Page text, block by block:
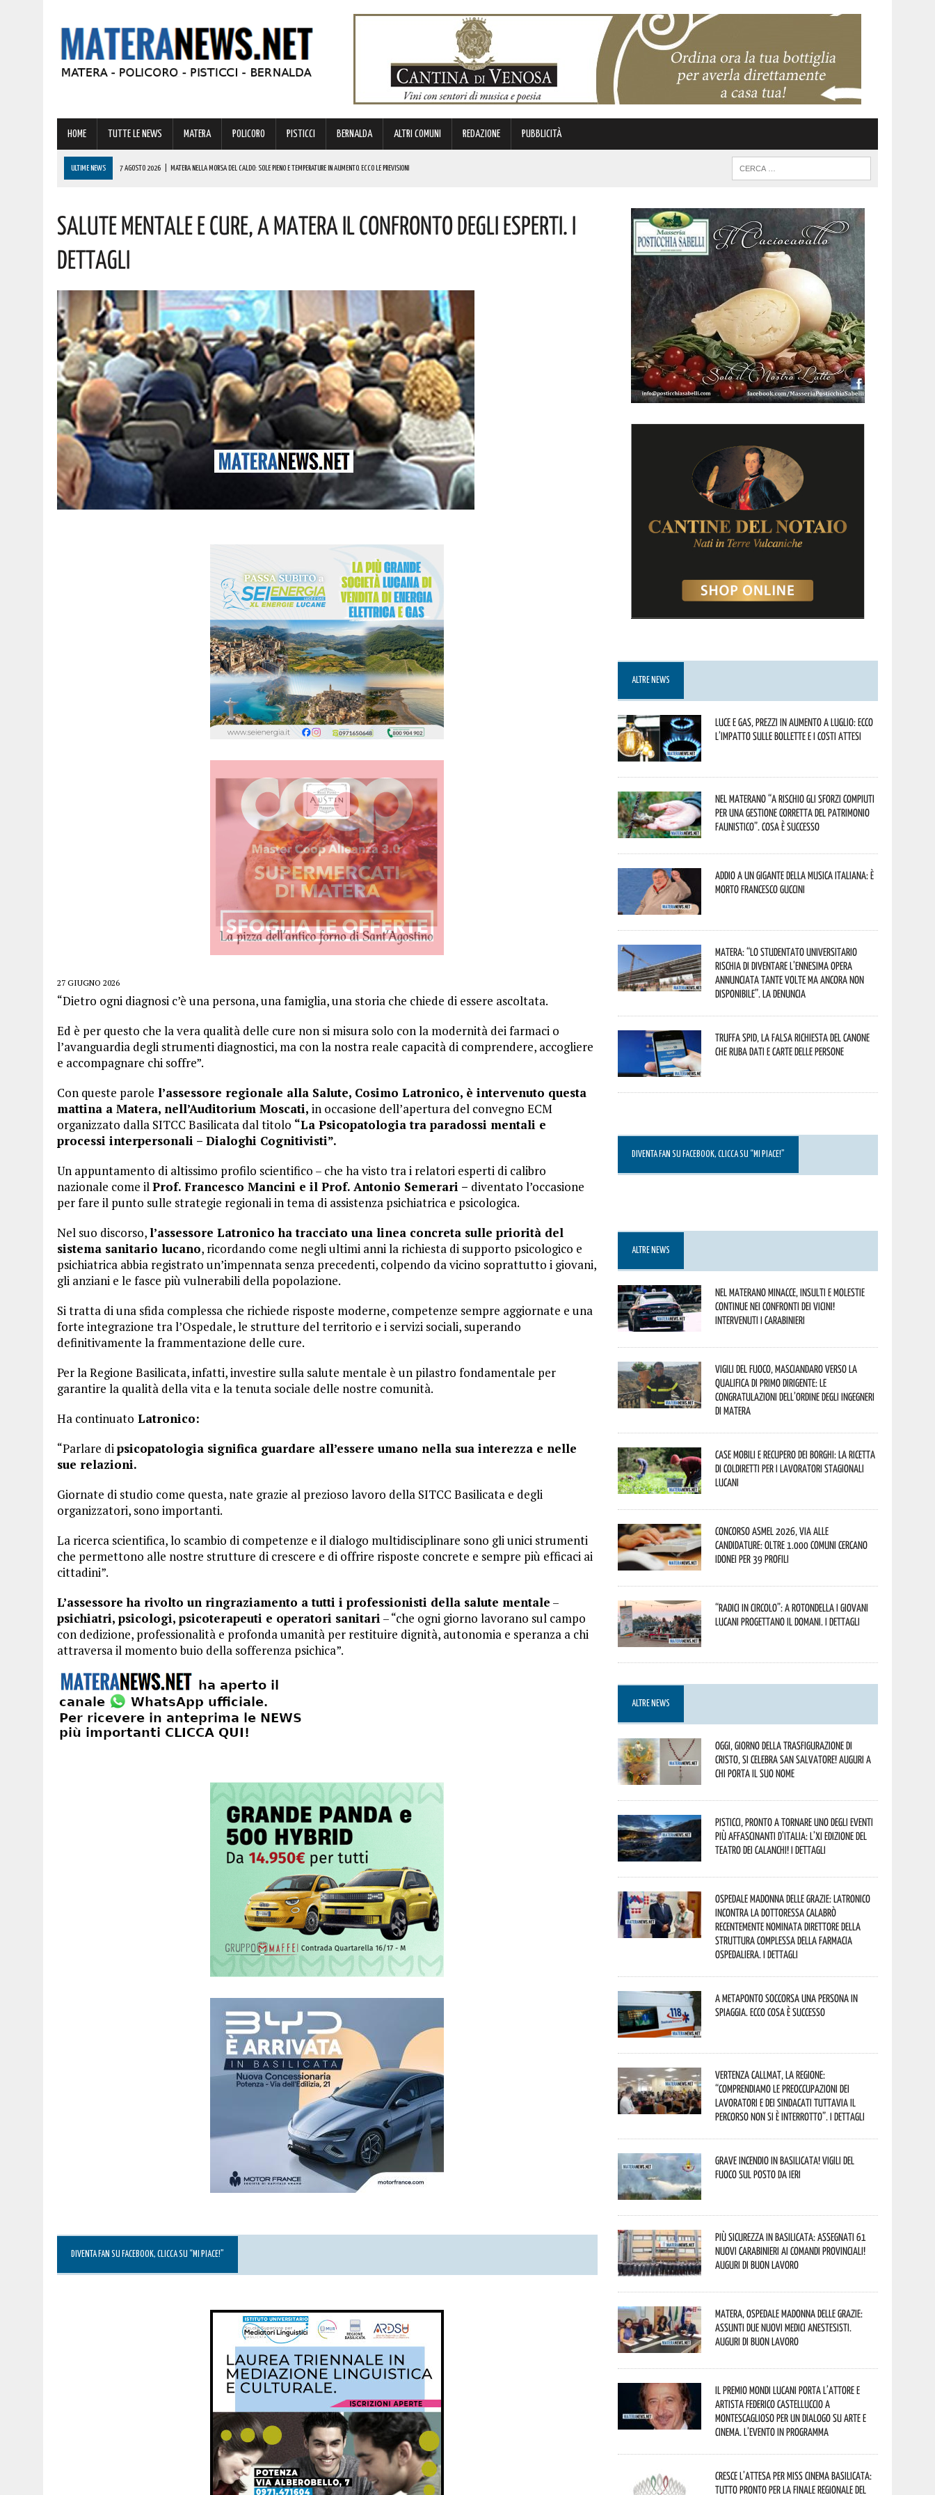
HOME TUTTE LE NEWS MATERA POLICORO PISTICCI BERNALDA ALTRI COMUNI REDAZIONE PUBBLICITÀ
ULTIME NEWS 7 AGOSTO 2026 MATERA NELLA MORSA DEL CALDO: SOLE PIENO E TEMPERATURE IN AUMENTO. ECCO LE PREVISIONI
6 AGOSTO 2026 | A FERRANDINA NUOVE ROTONDE E SPARTITRAFFICO PER MIGLIORARE IL DECORO URBANO E LA SICUREZZA. QUESTI GLI INTERVENTI IN CORSO
7 AGOSTO 2026 |
Salute Mentale E Cure, A Matera Il Confronto Degli Esperti. I
Dettagli
27 GIUGNO 2026
“Dietro ogni diagnosi c’è una persona, una famiglia, una storia che chiede di essere ascoltata.
Ed è per questo che la vera qualità delle cure non si misura solo con la modernità dei farmaci o
l’avanguardia degli strumenti diagnostici, ma con la nostra reale capacità di comprendere, accogliere
e accompagnare chi soffre”.
Con queste parole l’assessore regionale alla Salute, Cosimo Latronico, è intervenuto questa
mattina a Matera, nell’Auditorium Moscati, in occasione dell’apertura del convegno ECM
organizzato dalla SITCC Basilicata dal titolo “La Psicopatologia tra paradossi mentali e
processi interpersonali – Dialoghi Cognitivisti”.
Un appuntamento di altissimo profilo scientifico – che ha visto tra i relatori esperti di calibro
nazionale come ilProf. Francesco Mancini e il Prof. Antonio Semerari – diventato l’occasione
per fare il punto sulle strategie regionali in tema di assistenza psichiatrica e psicologica.
Nel suo discorso,l’assessore Latronico ha tracciato una linea concreta sulle priorità del
sistema sanitario lucano, ricordando come negli ultimi anni la richiesta di supporto psicologico e
psichiatrica abbia registrato un’impennata senza precedenti, colpendo da vicino soprattutto i giovani,
gli anziani e le fasce più vulnerabili della popolazione.
Si tratta di una sfida complessa che richiede risposte moderne, competenze sempre aggiornate e una
forte integrazione tra l’Ospedale, le strutture del territorio e i servizi sociali, superando
definitivamente la frammentazione delle cure.
Per la Regione Basilicata, infatti, investire sulla salute mentale è un pilastro fondamentale per
garantire la qualità della vita e la tenuta sociale delle nostre comunità.
Ha continuato Latronico:
“Parlare dipsicopatologia significa guardare all’essere umano nella sua interezza e nelle
sue relazioni.
Giornate di studio come questa, nate grazie al prezioso lavoro della SITCC Basilicata e degli
organizzatori, sono importanti.
La ricerca scientifica, lo scambio di competenze e il dialogo multidisciplinare sono gli unici strumenti
che permettono alle nostre strutture di crescere e di offrire risposte concrete e sempre più efficaci ai
cittadini”.
L’assessore ha rivolto un ringraziamento a tutti i professionisti della salute mentale –
psichiatri, psicologi, psicoterapeuti e operatori sanitari – “che ogni giorno lavorano sul campo
con dedizione, professionalità e profonda umanità per restituire dignità, autonomia e speranza a chi
attraversa il momento buio della sofferenza psichica”.
DIVENTA FAN SU FACEBOOK, CLICCA SU “MI PIACE!”
ALTRE NEWS
Luce e gas, prezzi in aumento a luglio: ecco
l’impatto sulle bollette e i costi attesi
Nel materano “a rischio gli sforzi compiuti
per una gestione corretta del patrimonio
faunistico”. Cosa è successo
Addio a un gigante della musica italiana: è
morto Francesco Guccini
Matera: “Lo studentato universitario
rischia di diventare l’ennesima opera
annunciata tante volte ma ancora non
disponibile”. La denuncia
Truffa Spid, la falsa richiesta del canone
che ruba dati e carte delle persone
DIVENTA FAN SU FACEBOOK, CLICCA SU “MI PIACE!”
ALTRE NEWS
Nel materano minacce, insulti e molestie
continue nei confronti dei vicini!
Intervenuti i Carabinieri
Vigili del Fuoco, Masciandaro verso la
qualifica di Primo Dirigente: le
congratulazioni dell’Ordine degli Ingegneri
di Matera
Case mobili e recupero dei borghi: la ricetta
di Coldiretti per i lavoratori stagionali
lucani
Concorso Asmel 2026, via alle
candidature: oltre 1.000 Comuni cercano
idonei per 39 profili
“Radici in Circolo”: a Rotondella i giovani
lucani progettano il domani. I dettagli
ALTRE NEWS
Oggi, giorno della Trasfigurazione di
Cristo, si celebra San Salvatore! Auguri a
chi porta il suo nome
Pisticci, pronto a tornare uno degli eventi
più affascinanti d’Italia: l’XI edizione del
Teatro dei Calanchi! I dettagli
Ospedale Madonna delle Grazie: Latronico
incontra la dottoressa Calabrò
recentemente nominata Direttore della
Struttura Complessa della Farmacia
Ospedaliera. I dettagli
A Metaponto soccorsa una persona in
spiaggia. Ecco cosa è successo
Vertenza CallMat, la Regione:
“comprendiamo le preoccupazioni dei
lavoratori e dei sindacati tuttavia il
percorso non si è interrotto”. I dettagli
Grave incendio in Basilicata! Vigili del
fuoco sul posto da ieri
Più sicurezza in Basilicata: assegnati 61
nuovi Carabinieri ai Comandi provinciali!
Auguri di buon lavoro
Matera, Ospedale Madonna delle Grazie:
assunti due nuovi medici anestesisti.
Auguri di buon lavoro
Il Premio Mondi Lucani porta l’attore e
artista Federico Castelluccio a
Montescaglioso per un dialogo su arte e
cinema. L’evento in programma
Cresce l’attesa per Miss Cinema Basilicata:
tutto pronto per la finale regionale del